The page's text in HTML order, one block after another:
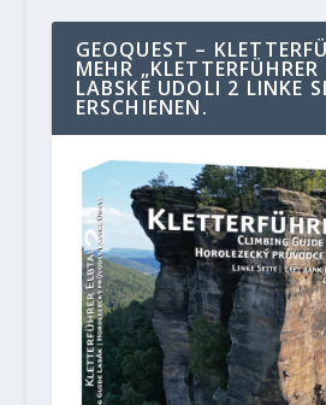
GEOQUEST –
MEHR
LABSKE UDOLI 2 LINKE
ERSCHIENEN.